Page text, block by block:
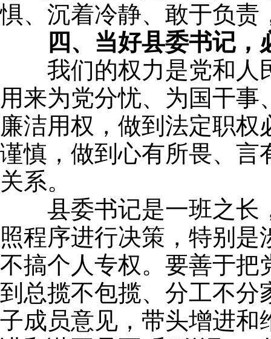
惧、沉着冷静、敢于负责
四、当好县委书记
我们的权力是党和人民
用来为党分忧、为国干
廉洁用权，做到法定职
谨慎，做到心有所畏、言
关系。
县委书记是一班之长，
照程序进行决策，特别
不搞个人专权。要善于把
到总揽不包揽、分工不
子成员意见，带头增进和